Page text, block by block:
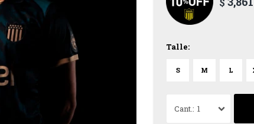
Talle:
S M L
1